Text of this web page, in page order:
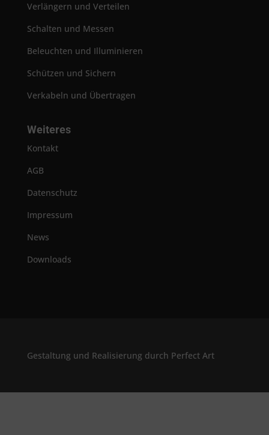
Verlängern und Verteilen
Schalten und Messen
Beleuchten und Illuminieren
Schützen und Sichern
Verkabeln und Übertragen
Weiteres
Kontakt
AGB
Datenschutz
Impressum
News
Downloads
Gestaltung und Realisierung durch Perfect Art